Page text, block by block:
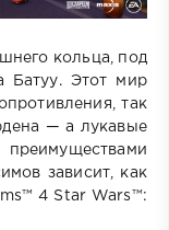
кольца, под
Батуу. Этот мир
так
— а лукавые
зависит, как
4 Star Wars™: